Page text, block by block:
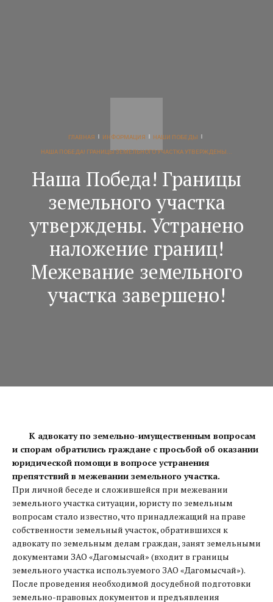
ГЛАВНАЯ ИНФОРМАЦИЯ НАШИ ПОБЕДЫ
НАША ПОБЕДА! ГРАНИЦЫ ЗЕМЕЛЬНОГО УЧАСТКА УТВЕРЖДЕНЫ...
Наша Победа! Границы
земельного участка
утверждены. Устранено
наложение границ!
Межевание земельного
участка завершено!
К адвокату по земельно-имущественным вопросам
и спорам обратились граждане с просьбой об оказании
юридической помощи в вопросе устранения
препятствий в межевании земельного участка.
При личной беседе и сложившейся при межевании
земельного участка ситуации, юристу по земельным
вопросам стало известно, что принадлежащий на праве
собственности земельный участок, обратившихся к
адвокату по земельным делам граждан, занят земельными
документами ЗАО «Дагомысчай» (входит в границы
земельного участка используемого ЗАО «Дагомысчай»).
После проведения необходимой досудебной подготовки
земельно-правовых документов и предъявления